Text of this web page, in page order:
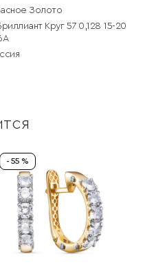
Золото
Круг 57 0,128 15-20
- 55 %